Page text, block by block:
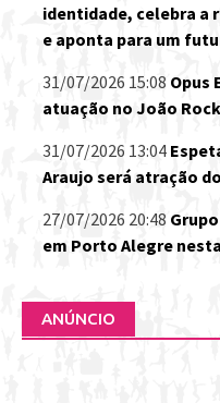
identidade, celebra a
e aponta para um
31/07/2026 15:08 Opus
atuação no João
31/07/2026 13:04
Araujo será atração do
27/07/2026 20:48
em Porto Alegre
ANÚNCIO